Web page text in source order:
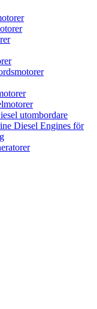
utombordare
Diesel Engines för